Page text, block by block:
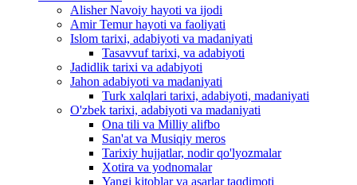
Alisher Navoiy hayoti va ijodi
Amir Temur hayoti va faoliyati
Islom tarixi, adabiyoti va madaniyati
Tasavvuf tarixi, va adabiyoti
Jadidlik tarixi va adabiyoti
Jahon adabiyoti va madaniyati
Turk xalqlari tarixi, adabiyoti, madaniyati
O'zbek tarixi, adabiyoti va madaniyati
Ona tili va Milliy alifbo
San'at va Musiqiy meros
Tarixiy hujjatlar, nodir qo'lyozmalar
Xotira va yodnomalar
Yangi kitoblar va asarlar taqdimoti